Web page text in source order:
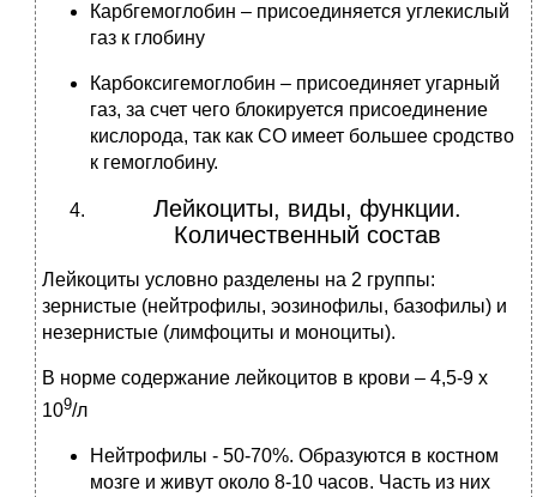
Карбгемоглобин – присоединяется углекислый
газ к глобину
Карбоксигемоглобин – присоединяет угарный
газ, за счет чего блокируется присоединение
кислорода, так как СО имеет большее сродство
к гемоглобину.
Лейкоциты, виды, функции.
Количественный состав
Лейкоциты условно разделены на 2 группы:
зернистые (нейтрофилы, эозинофилы, базофилы) и
незернистые (лимфоциты и моноциты).
В норме содержание лейкоцитов в крови – 4,5-9 х
109/л
Нейтрофилы - 50-70%. Образуются в костном
мозге и живут около 8-10 часов. Часть из них